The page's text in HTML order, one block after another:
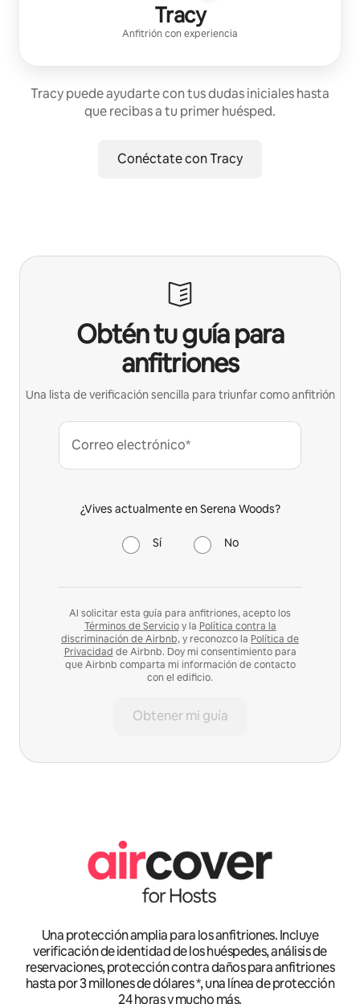
Tracy
Anfitrión con experiencia
Tracy puede ayudarte con tus dudas iniciales hasta
que recibas a tu primer huésped.
Conéctate con Tracy
Obtén tu guía para
anfitriones
Una lista de verificación sencilla para triunfar como anfitrión
Correo electrónico*
¿Vives actualmente en Serena Woods?
Sí No
Al solicitar esta guía para anfitriones, acepto los
Términos de Servicioy la Política contra la
discriminación de Airbnb,y reconozco la Política de
Privacidad de Airbnb. Doy mi consentimiento para
que Airbnb comparta mi información de contacto
con el edificio.
Obtener mi guía
Una protección amplia para los anfitriones. Incluye
verificación de identidad de los huéspedes, análisis de
reservaciones, protección contra daños para anfitriones
hasta por 3 millones de dólares *, una línea de protección
24 horas y mucho más.